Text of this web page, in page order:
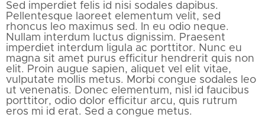
Sed imperdiet felis id nisi sodales dapibus.
Pellentesque laoreet elementum velit, sed
rhoncus leo maximus sed. In eu odio neque.
Nullam interdum luctus dignissim. Praesent
imperdiet interdum ligula ac porttitor. Nunc eu
magna sit amet purus efficitur hendrerit quis non
elit. Proin augue sapien, aliquet vel elit vitae,
vulputate mollis metus. Morbi congue sodales leo
ut venenatis. Donec elementum, nisl id faucibus
porttitor, odio dolor efficitur arcu, quis rutrum
eros mi id erat. Sed a congue metus.